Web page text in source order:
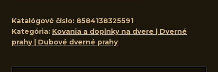
Katalógové číslo: 8584138325591
Kategória: Kovania a doplnky na dvere | Dverné
prahy | Dubové dverné prahy